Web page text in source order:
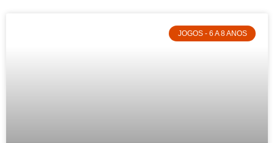
JOGOS - 6 A 8 ANOS